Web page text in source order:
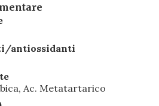
antiossidanti
Ac. Metatartarico